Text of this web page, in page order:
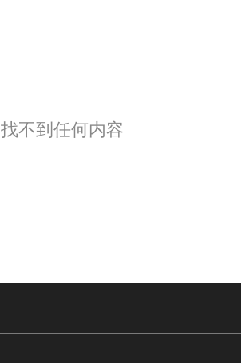
找不到任何内容